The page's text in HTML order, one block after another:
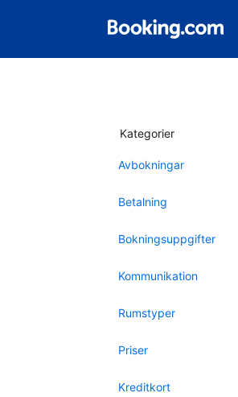
Kategorier
Avbokningar
Betalning
Bokningsuppgifter
Kommunikation
Rumstyper
Priser
Kreditkort